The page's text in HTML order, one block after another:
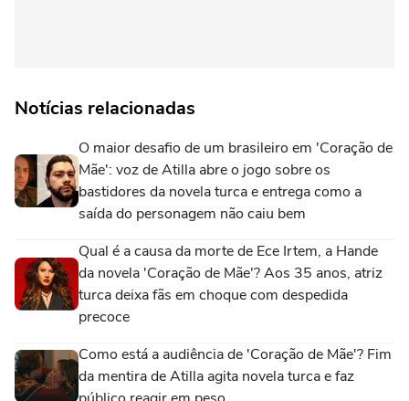
Notícias relacionadas
O maior desafio de um brasileiro em 'Coração de
Mãe': voz de Atilla abre o jogo sobre os
bastidores da novela turca e entrega como a
saída do personagem não caiu bem
Qual é a causa da morte de Ece Irtem, a Hande
da novela 'Coração de Mãe'? Aos 35 anos, atriz
turca deixa fãs em choque com despedida
precoce
Como está a audiência de 'Coração de Mãe'? Fim
da mentira de Atilla agita novela turca e faz